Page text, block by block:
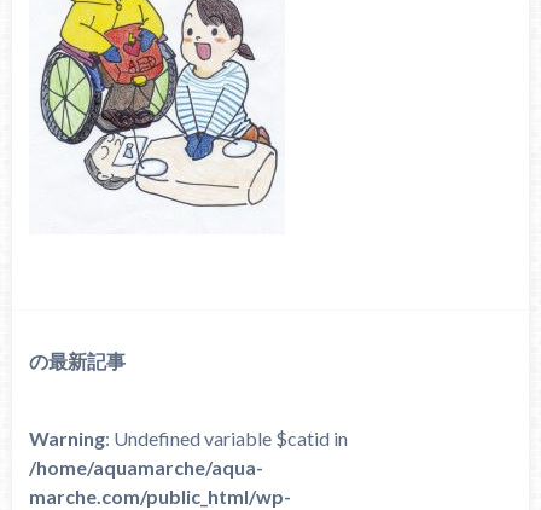
の最新記事
Warning: Undefined variable $catid in
/home/aquamarche/aqua-
marche.com/public_html/wp-